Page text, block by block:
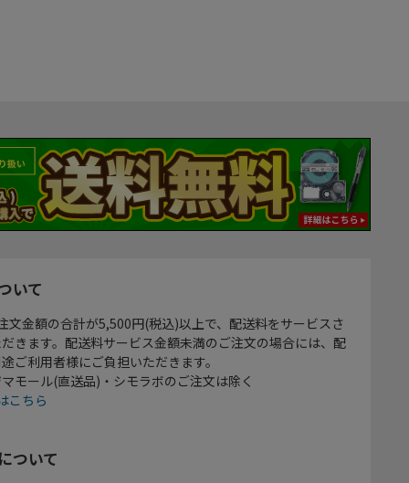
いて
文金額の合計が5,500円(税込)以上で、配送料をサービスさ
きます。配送料サービス金額未満のご注文の場合には、配
ご利用者様にご負担いただきます。
モール(直送品)・シモラボのご注文は除く
こちら
ついて